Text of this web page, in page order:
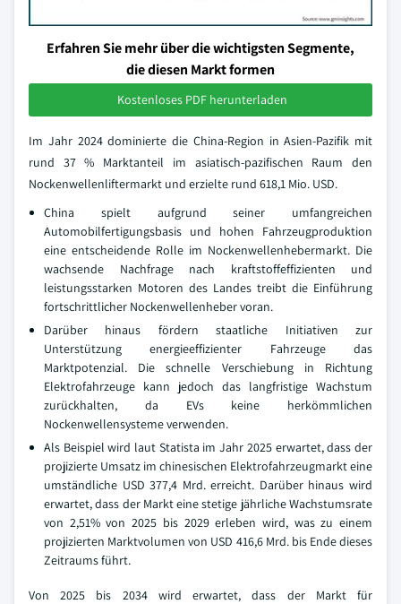
Erfahren Sie mehr über die wichtigsten Segmente,
die diesen Markt formen
Kostenloses PDF herunterladen
Im Jahr 2024 dominierte die China-Region in Asien-Pazifik mit
rund 37 % Marktanteil im asiatisch-pazifischen Raum den
Nockenwellenliftermarkt und erzielte rund 618,1 Mio. USD.
China spielt aufgrund seiner umfangreichen
Automobilfertigungsbasis und hohen Fahrzeugproduktion
eine entscheidende Rolle im Nockenwellenhebermarkt. Die
wachsende Nachfrage nach kraftstoffeffizienten und
leistungsstarken Motoren des Landes treibt die Einführung
fortschrittlicher Nockenwellenheber voran.
Darüber hinaus fördern staatliche Initiativen zur
Unterstützung energieeffizienter Fahrzeuge das
Marktpotenzial. Die schnelle Verschiebung in Richtung
Elektrofahrzeuge kann jedoch das langfristige Wachstum
zurückhalten, da EVs keine herkömmlichen
Nockenwellensysteme verwenden.
Als Beispiel wird laut Statista im Jahr 2025 erwartet, dass der
projizierte Umsatz im chinesischen Elektrofahrzeugmarkt eine
umständliche USD 377,4 Mrd. erreicht. Darüber hinaus wird
erwartet, dass der Markt eine stetige jährliche Wachstumsrate
von 2,51% von 2025 bis 2029 erleben wird, was zu einem
projizierten Marktvolumen von USD 416,6 Mrd. bis Ende dieses
Zeitraums führt.
Von 2025 bis 2034 wird erwartet, dass der Markt für